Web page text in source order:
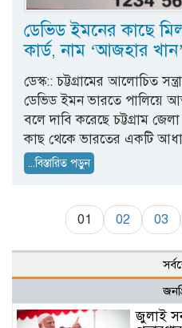
ডেভিড ইমনের কাছে
কার্ড, নাম ‘আজহার খান’
ডেস্ক:: চট্টগ্রামের আলোচিত
ডেভিড ইমন ভারতে পালিয়ে
বলে দাবি করেছে চট্টগ্রাম
কাছ থেকে ভারতের একটি
...বিস্তারিত পড়ুন
01 02 03
জুলাই